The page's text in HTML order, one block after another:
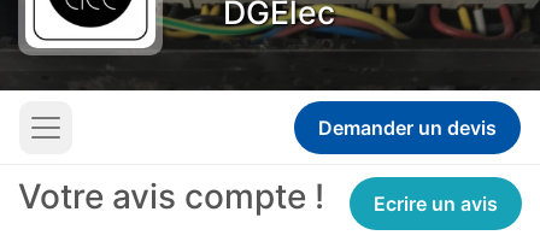
DGElec
Demander un devis
Ecrire un avis
Votre avis compte !